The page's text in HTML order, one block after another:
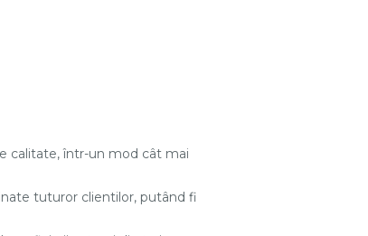
calitate, într-un mod cât mai
tuturor clientilor, putând fi